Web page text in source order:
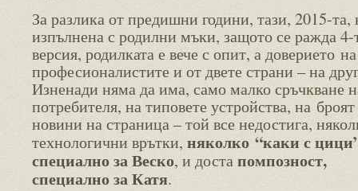
За разлика от предишни години, тази, 2015-та,
изпълнена с родилни мъки, защото се ражда 4-
версия, родилката е вече с опит, а доверието на
професионалистите и от двете страни – на
Изненади няма да има, само малко сръчкване
потребителя, на типовете устройства, на броят
новини на страница – той все недостига,
технологични врътки, няколко “каки с
специално за Веско, и достапомпозност,
специално за Катя.